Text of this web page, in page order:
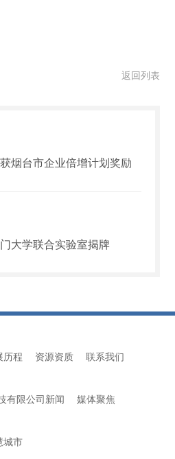
返回列表
烟台市企业倍增计划奖励
大学联合实验室揭牌
历程 资源资质 联系我们
有限公司新闻 媒体聚焦
城市